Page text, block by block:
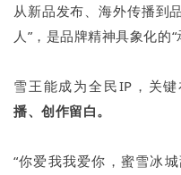
从新品发布、海外传播到
人”，是品牌精神具象化的“
雪王能成为全民IP，关键
播、创作留白。
“你爱我我爱你，蜜雪冰